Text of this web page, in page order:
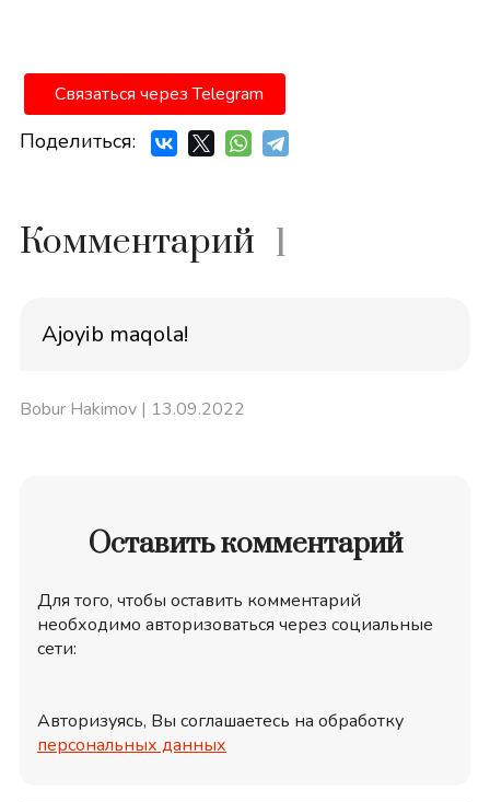
Связаться через Telegram
Поделиться:
Комментарий 1
Ajoyib maqola!
Bobur Hakimov| 13.09.2022
Оставить комментарий
Для того, чтобы оставить комментарий
необходимо авторизоваться через социальные
сети:
Авторизуясь, Вы соглашаетесь на обработку
персональных данных